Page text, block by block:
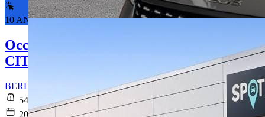
10 ANS DE GARANTIE*
Occasion
CITROEN BERLINGO
BERLINGO VAN M 650 BLUEHDI 130 S&S EAT8 DRIVER
54 434 km
2020-12-10